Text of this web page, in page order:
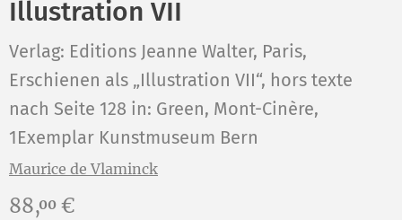
Illustration VII
Verlag: Editions Jeanne Walter, Paris,
Erschienen als „Illustration VII“, hors texte
nach Seite 128 in: Green, Mont-Cinère,
1Exemplar Kunstmuseum Bern
Maurice de Vlaminck
Preis:
88,00 €